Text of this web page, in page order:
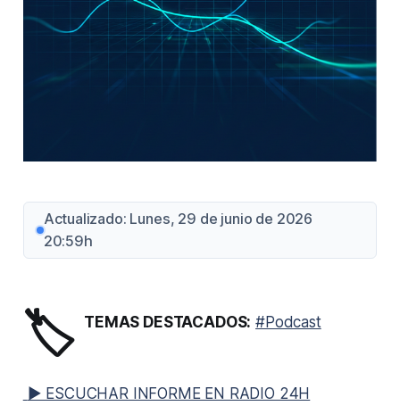
Actualizado: Lunes, 29 de junio de 2026
20:59h
🏷️ TEMAS DESTACADOS: #Podcast
▶ ESCUCHAR INFORME EN RADIO 24H